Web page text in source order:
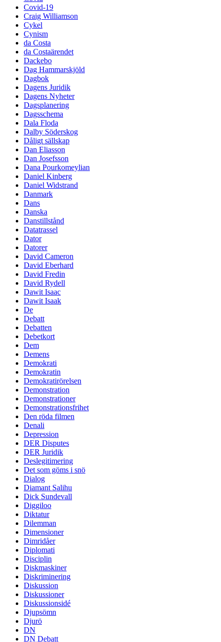
Covid-19
Craig Williamson
Cykel
Cynism
da Costa
da Costaärendet
Dackebo
Dag Hammarskjöld
Dagbok
Dagens Juridik
Dagens Nyheter
Dagsplanering
Dagsschema
Dala Floda
Dalby Söderskog
Dåligt sällskap
Dan Eliasson
Dan Josefsson
Dana Pourkomeylian
Daniel Kinberg
Daniel Widstrand
Danmark
Dans
Danska
Danstillstånd
Datatrassel
Dator
Datorer
David Cameron
David Eberhard
David Fredin
David Rydell
Dawit Isaac
Dawit Isaak
De
Debatt
Debatten
Debetkort
Dem
Demens
Demokrati
Demokratin
Demokratirörelsen
Demonstration
Demonstrationer
Demonstrationsfrihet
Den röda filmen
Denali
Depression
DER Disputes
DER Juridik
Deslegitimering
Det som göms i snö
Dialog
Diamant Salihu
Dick Sundevall
Diggiloo
Diktatur
Dilemman
Dimensioner
Dimridåer
Diplomati
Disciplin
Diskmaskiner
Diskriminering
Diskussion
Diskussioner
Diskussionsidé
Djupsömn
Djurö
DN
DN Debatt